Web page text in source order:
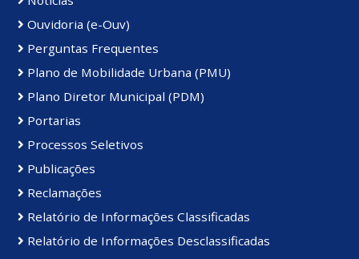
Ouvidoria (e-Ouv)
Perguntas Frequentes
Plano de Mobilidade Urbana (PMU)
Plano Diretor Municipal (PDM)
Portarias
Processos Seletivos
Publicações
Reclamações
Relatório de Informações Classificadas
Relatório de Informações Desclassificadas